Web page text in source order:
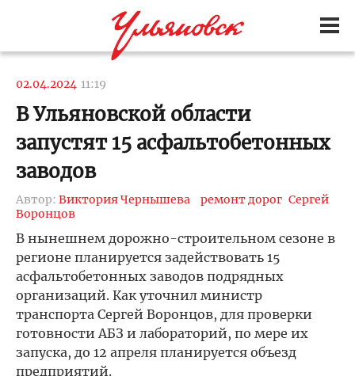
02.04.2024 11:19
В Ульяновской области
запустят 15 асфальтобетонных
заводов
Автор: Виктория Чернышева ремонт дорог Сергей
Воронцов
В нынешнем дорожно-строительном сезоне в
регионе планируется задействовать 15
асфальтобетонных заводов подрядных
организаций. Как уточнил министр
транспорта Сергей Воронцов, для проверки
готовности АБЗ и лабораторий, по мере их
запуска, до 12 апреля планируется объезд
предприятий.